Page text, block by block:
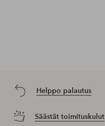
Helppo palautus
Säästät toimituskulut